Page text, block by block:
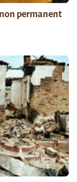
permanent